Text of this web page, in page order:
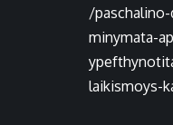
/
minymata-
laikismoys-